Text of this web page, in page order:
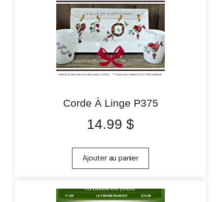
Corde À Linge P375
14.99 $
Ajouter au panier